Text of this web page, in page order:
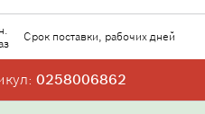
Срок поставки, рабочих дней
0258006862